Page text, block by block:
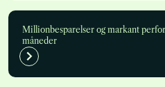
Millionbesparelser og markant
måneder